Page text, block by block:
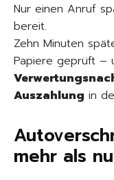
Nur einen Anruf
bereit.
Zehn Minuten
Papiere geprüft –
Auszahlung in
mehr als